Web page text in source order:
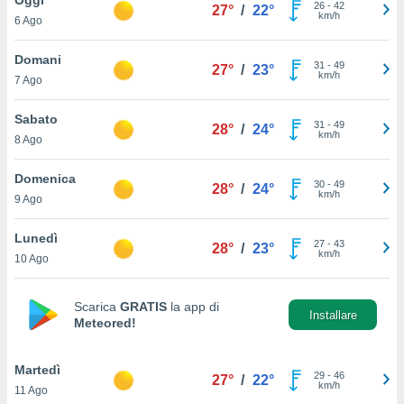
è
al sito
di
ci
di
il
un
la
nella
6 Ago
27° / 22° 26- 42
km/h
Domani
7 Ago
27° / 23° 31 - 49
km/h
Sabato
8 Ago
28° / 24° 31 - 49
km/h
Domenica
9 Ago
28° / 24° 30- 49
km/h
Lunedì
10 Ago
28° / 23° 27- 43
km/h
Scarica GRATIS la app di
Meteored!
Installare
Martedì
11 Ago
27° / 22° 29- 46
km/h